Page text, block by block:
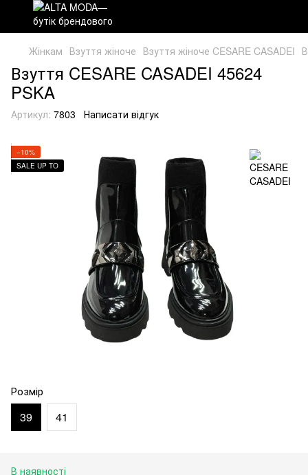
Жінкам Взуття жіноче Взуття жіноче CESARE CASADEI
Взуття CESARE CASADEI 45624
PSKA
Артикул: 7803 Написати відгук
−10%
SALE UP TO
Розмір
39 41
В наявності